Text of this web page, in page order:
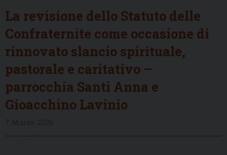
La revisione dello Statuto delle
Confraternite come occasione di
rinnovato slancio spirituale,
pastorale e caritativo –
parrocchia Santi Anna e
Gioacchino Lavinio